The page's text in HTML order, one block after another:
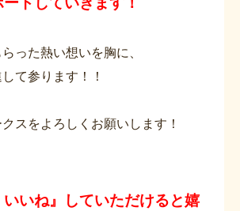
った熱い想いを胸に、
て参ります！！
スをよろしくお願いします！
いいね』していただけると嬉